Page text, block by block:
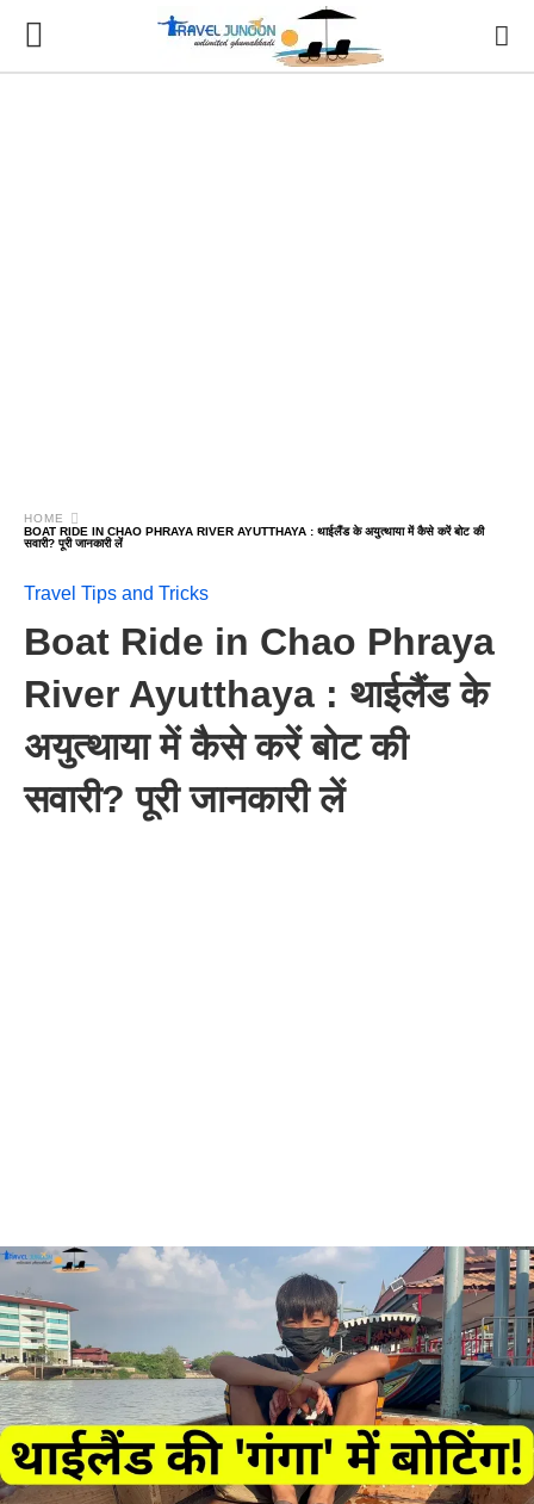
HOME
BOAT RIDE IN CHAO PHRAYA RIVER AYUTTHAYA : थाईलैंड के अयुत्थाया में कैसे करें बोट की
सवारी? पूरी जानकारी लें
Travel Tips and Tricks
Boat Ride in Chao Phraya
River Ayutthaya : थाईलैंड के
अयुत्थाया में कैसे करें बोट की
सवारी? पूरी जानकारी लें